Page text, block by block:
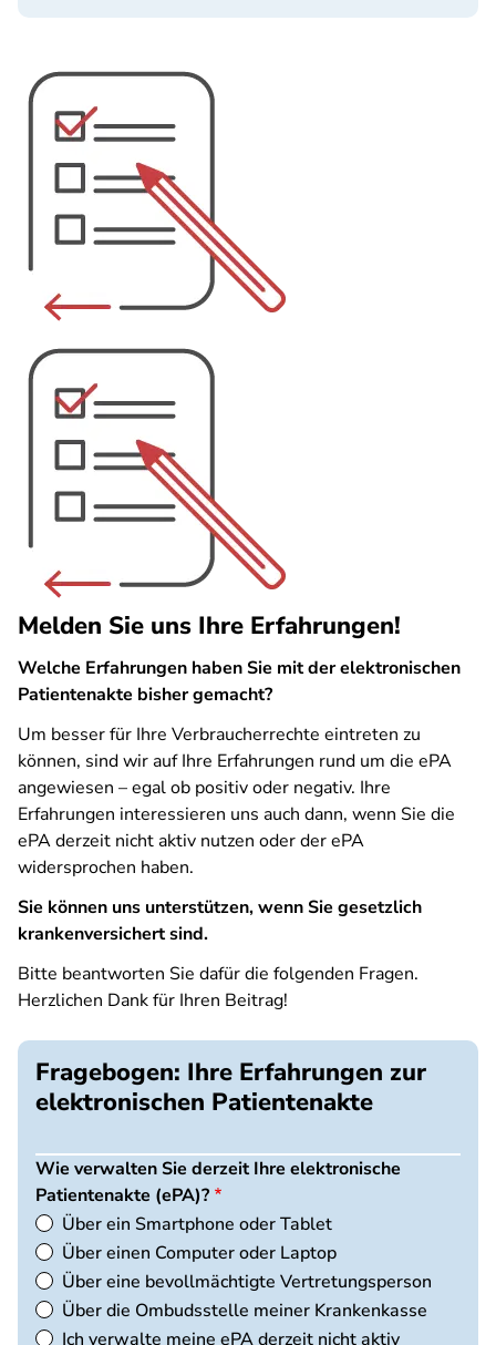
Melden Sie uns Ihre Erfahrungen!
Welche Erfahrungen haben Sie mit der elektronischen
Patientenakte bisher gemacht?
Um besser für Ihre Verbraucherrechte eintreten zu
können, sind wir auf Ihre Erfahrungen rund um die ePA
angewiesen – egal ob positiv oder negativ. Ihre
Erfahrungen interessieren uns auch dann, wenn Sie die
ePA derzeit nicht aktiv nutzen oder der ePA
widersprochen haben.
Sie können uns unterstützen, wenn Sie gesetzlich
krankenversichert sind.
Bitte beantworten Sie dafür die folgenden Fragen.
Herzlichen Dank für Ihren Beitrag!
Fragebogen: Ihre Erfahrungen zur
elektronischen Patientenakte
Wie verwalten Sie derzeit Ihre elektronische
Patientenakte (ePA)?
Über ein Smartphone oder Tablet
Über einen Computer oder Laptop
Über eine bevollmächtigte Vertretungsperson
Über die Ombudsstelle meiner Krankenkasse
Ich verwalte meine ePA derzeit nicht aktiv